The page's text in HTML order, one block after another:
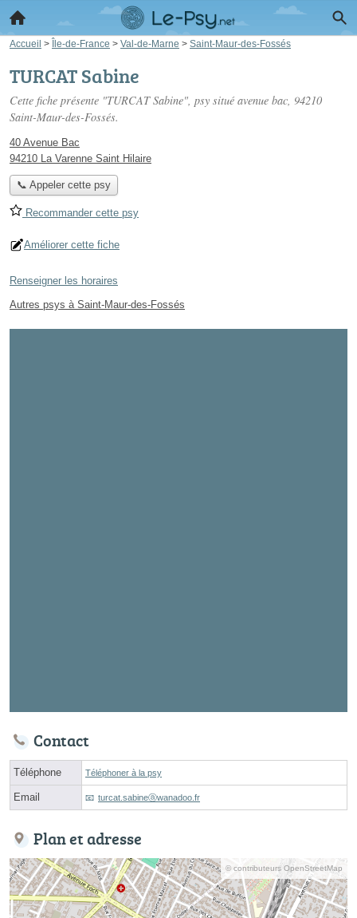
Accueil > Île-de-France > Val-de-Marne > Saint-Maur-des-Fossés
TURCAT Sabine
Cette fiche présente "TURCAT Sabine", psy situé avenue bac, 94210
Saint-Maur-des-Fossés.
40 Avenue Bac
94210 La Varenne Saint Hilaire
📞 Appeler cette psy
Recommander cette psy
Améliorer cette fiche
Renseigner les horaires
Autres psys à Saint-Maur-des-Fossés
Contact
Téléphone Téléphoner à la psy
Email turcat.sabineⓐwanadoo.fr
Plan et adresse
© contributeurs OpenStreetMap